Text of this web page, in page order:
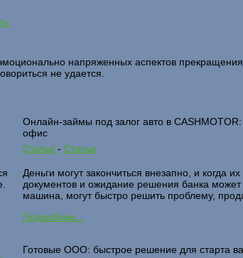
напряженных аспектов
не удается.
Онлайн-займы под залог авто в
офис
Статьи - Статьи
Деньги могут закончиться внезапно, и когда
документов и ожидание решения банка
машина, могут быстро решить проблему,
Подробнее...
Готовые ООО: быстрое решение для старта